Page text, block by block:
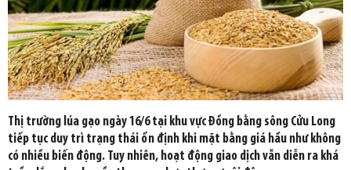
Thị trường lúa gạo ngày 16/6 tại khu vực Đồng bằng sông Cửu Long
tiếp tục duy trì trạng thái ổn định khi mặt bằng giá hầu như không
có nhiều biến động. Tuy nhiên, hoạt động giao dịch vẫn diễn ra khá